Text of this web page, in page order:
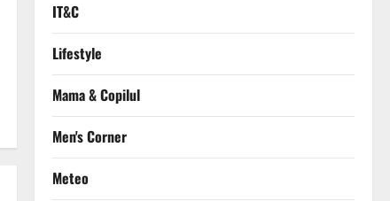
IT&C
Lifestyle
Mama & Copilul
Men's Corner
Meteo